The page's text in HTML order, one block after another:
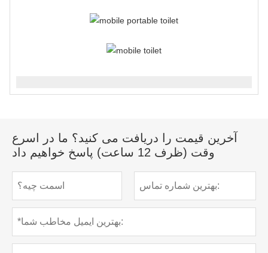
آخرین قیمت را دریافت می کنید؟ ما در اسرع
وقت (ظرف 12 ساعت) پاسخ خواهیم داد